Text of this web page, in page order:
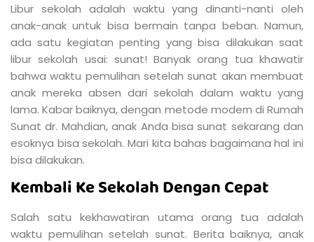
Libur sekolah adalah waktu yang dinanti-nanti oleh
anak-anak untuk bisa bermain tanpa beban. Namun,
ada satu kegiatan penting yang bisa dilakukan saat
libur sekolah usai: sunat! Banyak orang tua khawatir
bahwa waktu pemulihan setelah sunat akan membuat
anak mereka absen dari sekolah dalam waktu yang
lama. Kabar baiknya, dengan metode modern di Rumah
Sunat dr. Mahdian, anak Anda bisa sunat sekarang dan
esoknya bisa sekolah. Mari kita bahas bagaimana hal ini
bisa dilakukan.
Kembali Ke Sekolah Dengan Cepat
Salah satu kekhawatiran utama orang tua adalah
waktu pemulihan setelah sunat. Berita baiknya, anak